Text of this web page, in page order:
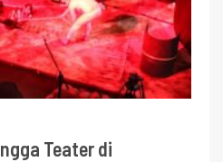
Teater di